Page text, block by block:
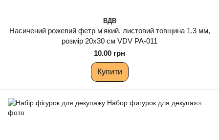
ВДВ
Насичений рожевий фетр м'який, листовий товщина 1.3 мм,
розмір 20х30 см VDV РА-011
10.00 грн
Купити